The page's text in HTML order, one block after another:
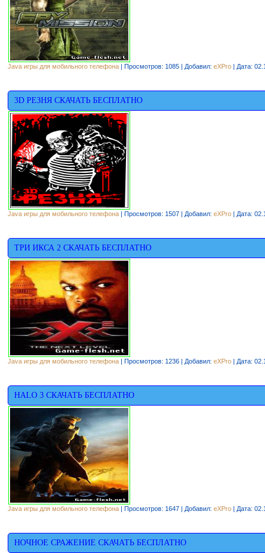
Java игры для мобильного телефона | Просмотров: 1085 | Добавил: eXPro | Дата:
3D РЕЗНЯ СКАЧАТЬ БЕСПЛАТНО
Java игры для мобильного телефона | Просмотров: 1507 | Добавил: eXPro | Дата:
ТРИ ИКСА 2 CКАЧАТЬ БЕСПЛАТНО
Java игры для мобильного телефона | Просмотров: 1236 | Добавил: eXPro | Дата:
HALO 3 СКАЧАТЬ БЕСПЛАТНО
Java игры для мобильного телефона | Просмотров: 1647 | Добавил: eXPro | Дата:
НОЧНОЕ СРАЖЕНИЕ СКАЧАТЬ БЕСПЛАТНО